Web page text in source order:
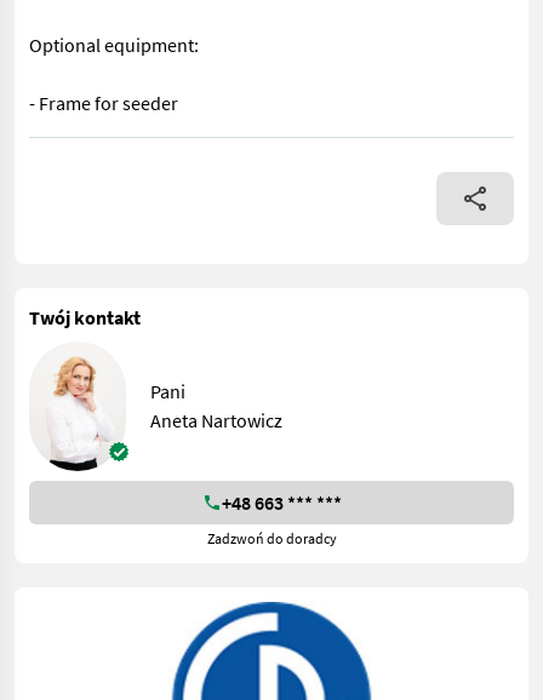
Optional equipment:
- Frame for seeder
== Weitere Informationen (DE) == Darmex Wiesenegge 9 m -
Twój kontakt
Pani
Aneta Nartowicz
+48 663 *** ***
Zadzwoń do doradcy